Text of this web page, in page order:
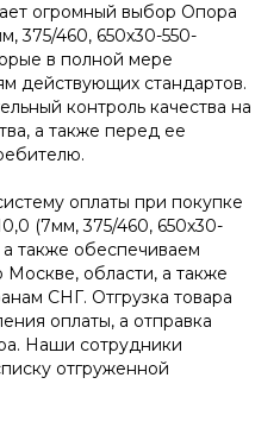
огромный выбор Опора
375/460, 650х30-550-
в полной мере
действующих стандартов.
контроль качества на
а также перед ее
оплаты при покупке
(7мм, 375/460, 650х30-
также обеспечиваем
Москве, области, а также
СНГ. Отгрузка товара
оплаты, а отправка
Наши сотрудники
отгруженной